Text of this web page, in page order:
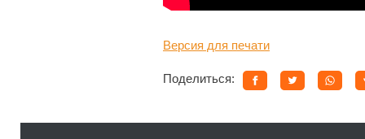
Версия для печати
Поделиться: